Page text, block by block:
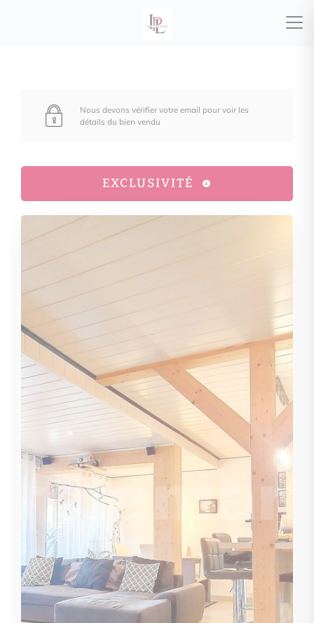
Nous devons vérifier votre email pour voir les
détails du bien vendu
EXCLUSIVITÉ